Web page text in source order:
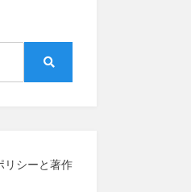
リシーと著作